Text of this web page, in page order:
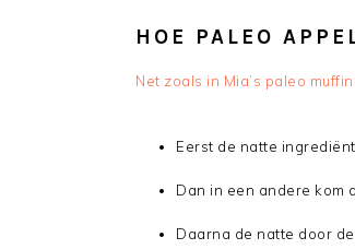
HOE PALEO
Net zoals in Mia’s paleo
Eerst de natte
Dan in een andere kom
Daarna de natte door